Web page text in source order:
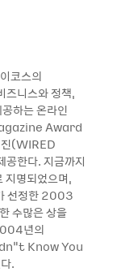
코스의
즈니스와 정책,
하는 온라인
Award
진(WIRED
한다. 지금까지
지명되었으며,
선정한 2003
수많은 상을
년의
Know You
.